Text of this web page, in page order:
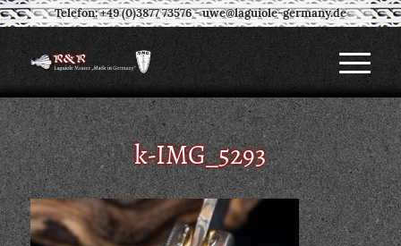
Telefon: +49 (0)3877 73576-uwe@laguiole-germany.de
k-IMG_5293